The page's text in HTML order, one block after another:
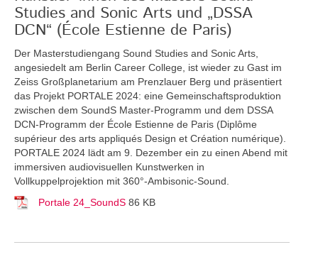
Studies and Sonic Arts und „DSSA
DCN“ (École Estienne de Paris)
Der Masterstudiengang Sound Studies and Sonic Arts,
angesiedelt am Berlin Career College, ist wieder zu Gast im
Zeiss Großplanetarium am Prenzlauer Berg und präsentiert
das Projekt PORTALE 2024: eine Gemeinschaftsproduktion
zwischen dem SoundS Master-Programm und dem DSSA
DCN-Programm der École Estienne de Paris (Diplôme
supérieur des arts appliqués Design et Création numérique).
PORTALE 2024 lädt am 9. Dezember ein zu einen Abend mit
immersiven audiovisuellen Kunstwerken in
Vollkuppelprojektion mit 360°-Ambisonic-Sound.
Portale 24_SoundS 86 KB